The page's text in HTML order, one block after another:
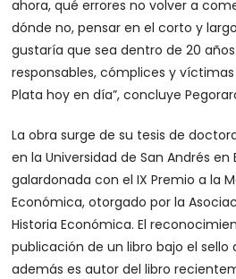
ahora, qué errores no volver a
dónde no, pensar en el corto y
gustaría que sea dentro de 20
responsables, cómplices y
Plata hoy en día”, concluye
La obra surge de su tesis de
en la Universidad de San Andrés en
galardonada con el IX Premio a la
Económica, otorgado por la
Historia Económica. El
publicación de un libro bajo el sello
además es autor del libro